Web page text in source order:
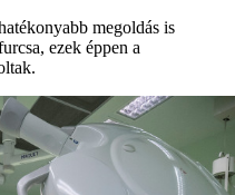
megoldás is
ezek éppen a